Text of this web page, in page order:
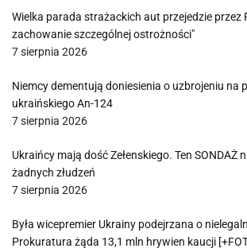
Wielka parada strażackich aut przejedzie przez
zachowanie szczególnej ostrożności"
7 sierpnia 2026
Niemcy dementują doniesienia o uzbrojeniu na
ukraińskiego An-124
7 sierpnia 2026
Ukraińcy mają dość Zełenskiego. Ten SONDAŻ
żadnych złudzeń
7 sierpnia 2026
Była wicepremier Ukrainy podejrzana o
Prokuratura żąda 13,1 mln hrywien kaucji